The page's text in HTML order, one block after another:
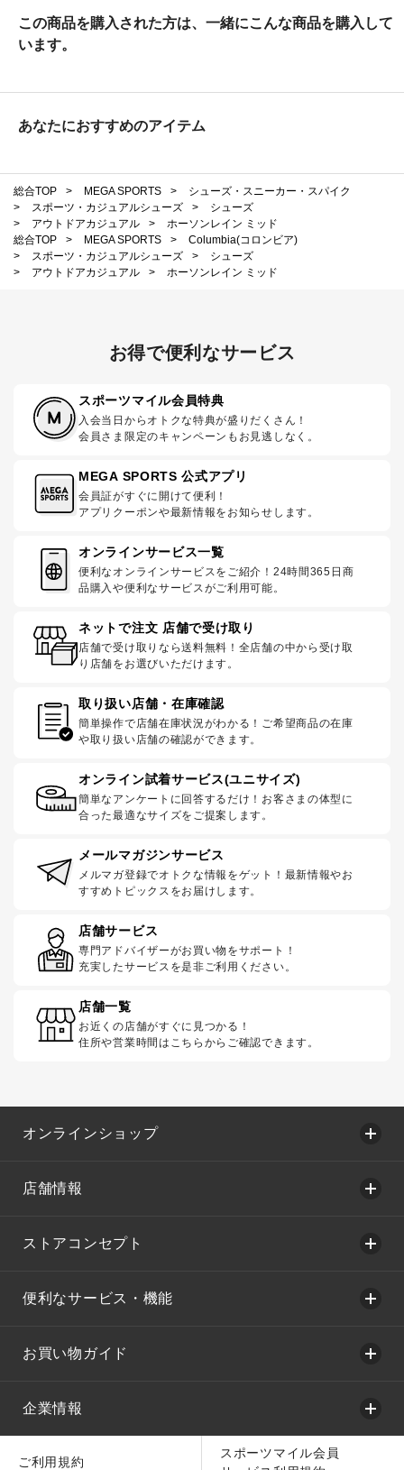
この商品を購入された方は、一緒にこんな商品を購入して
います。
あなたにおすすめのアイテム
総合TOP > MEGA SPORTS >
シューズ・スニーカー・スパイク
>
スポーツ・カジュアルシューズ >
シューズ
>
アウトドアカジュアル >
ホーソンレイン ミッド
総合TOP
> MEGA SPORTS >
Columbia(コロンビア)
>
スポーツ・カジュアルシューズ >
シューズ
>
アウトドアカジュアル > ホーソンレイン ミッド
お得で便利なサービス
スポーツマイル会員特典
入会当日からオトクな特典が盛りだくさん！
会員さま限定のキャンペーンもお見逃しなく。
MEGA SPORTS 公式アプリ
会員証がすぐに開けて便利！
アプリクーポンや最新情報をお知らせします。
オンラインサービス一覧
便利なオンラインサービスをご紹介！24時間365日商
品購入や便利なサービスがご利用可能。
ネットで注文 店舗で受け取り
店舗で受け取りなら送料無料！全店舗の中から受け取
り店舗をお選びいただけます。
取り扱い店舗・在庫確認
簡単操作で店舗在庫状況がわかる！ご希望商品の在庫
や取り扱い店舗の確認ができます。
オンライン試着サービス(ユニサイズ)
簡単なアンケートに回答するだけ！お客さまの体型に
合った最適なサイズをご提案します。
メールマガジンサービス
メルマガ登録でオトクな情報をゲット！最新情報やお
すすめトピックスをお届けします。
店舗サービス
専門アドバイザーがお買い物をサポート！
充実したサービスを是非ご利用ください。
店舗一覧
お近くの店舗がすぐに見つかる！
住所や営業時間はこちらからご確認できます。
オンラインショップ
店舗情報
ストアコンセプト
便利なサービス・機能
お買い物ガイド
企業情報
ご利用規約
スポーツマイル会員